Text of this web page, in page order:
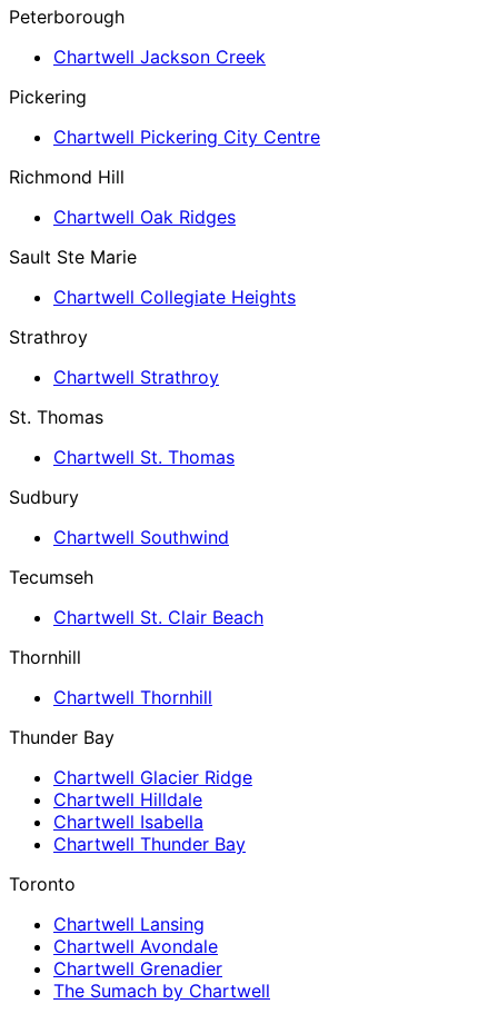
Peterborough
Chartwell Jackson Creek
Pickering
Chartwell Pickering City Centre
Richmond Hill
Chartwell Oak Ridges
Sault Ste Marie
Chartwell Collegiate Heights
Strathroy
Chartwell Strathroy
St. Thomas
Chartwell St. Thomas
Sudbury
Chartwell Southwind
Tecumseh
Chartwell St. Clair Beach
Thornhill
Chartwell Thornhill
Thunder Bay
Chartwell Glacier Ridge
Chartwell Hilldale
Chartwell Isabella
Chartwell Thunder Bay
Toronto
Chartwell Lansing
Chartwell Avondale
Chartwell Grenadier
The Sumach by Chartwell